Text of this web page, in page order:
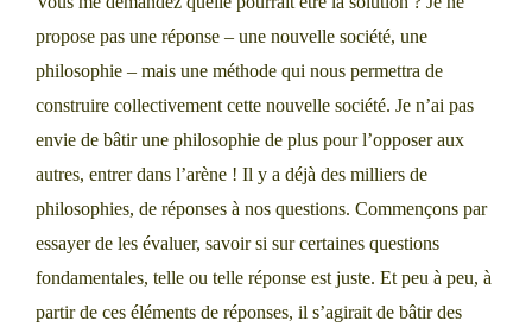
propose pas une réponse – une nouvelle société, une
philosophie – mais une méthode qui nous permettra de
construire collectivement cette nouvelle société. Je n’ai pas
envie de bâtir une philosophie de plus pour l’opposer aux
autres, entrer dans l’arène ! Il y a déjà des milliers de
philosophies, de réponses à nos questions. Commençons par
essayer de les évaluer, savoir si sur certaines questions
fondamentales, telle ou telle réponse est juste. Et peu à peu, à
partir de ces éléments de réponses, il s’agirait de bâtir des